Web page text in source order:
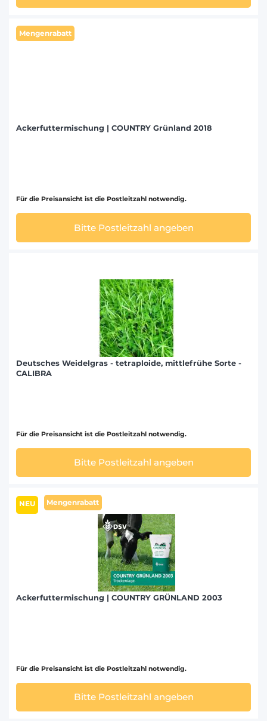
Mengenrabatt
Ackerfuttermischung | COUNTRY Grünland 2018
Für die Preisansicht ist die Postleitzahl notwendig.
Bitte Postleitzahl angeben
Deutsches Weidelgras - tetraploide, mittlefrühe Sorte -
CALIBRA
Für die Preisansicht ist die Postleitzahl notwendig.
Bitte Postleitzahl angeben
NEU Mengenrabatt
Ackerfuttermischung | COUNTRY GRÜNLAND 2003
Für die Preisansicht ist die Postleitzahl notwendig.
Bitte Postleitzahl angeben